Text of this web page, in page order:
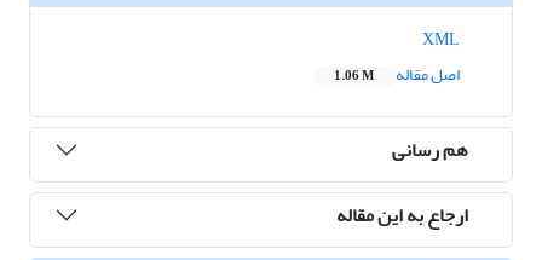
اصل مقاله
1.06 M
هم رسانی
ارجاع به این مقاله